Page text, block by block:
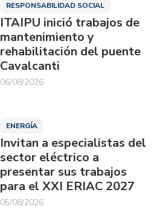
RESPONSABILIDAD SOCIAL
ITAIPU inició trabajos de
mantenimiento y
rehabilitación del puente
Cavalcanti
06/08/2026
ENERGÍA
Invitan a especialistas del
sector eléctrico a
presentar sus trabajos
para el XXI ERIAC 2027
05/08/2026